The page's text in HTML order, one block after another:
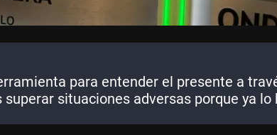
para entender el presente a
situaciones adversas porque ya lo